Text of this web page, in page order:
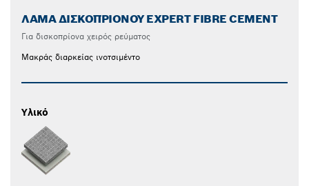
ΛΆΜΑ ΔΙΣΚΟΠΡΊΟΝΟΥ EXPERT FIBRE CEMENT
Για δισκοπρίονα χειρός ρεύματος
Μακράς διαρκείας ινοτσιμέντο
Υλικό